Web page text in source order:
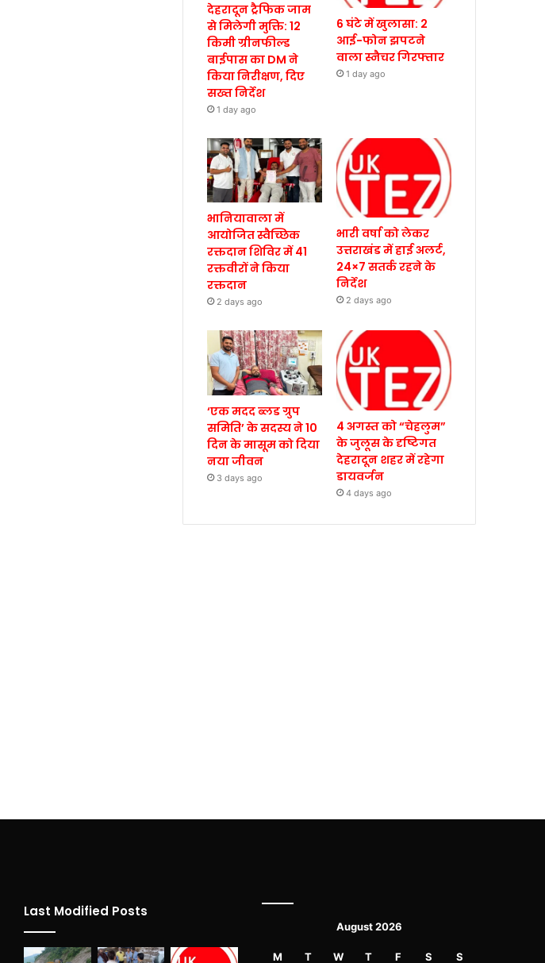
देहरादून ट्रैफिक जाम
से मिलेगी मुक्ति: 12
किमी ग्रीनफील्ड
बाईपास का DM ने
किया निरीक्षण, दिए
सख्त निर्देश
1 day ago
6 घंटे में खुलासा: 2
आई-फोन झपटने
वाला स्नैचर गिरफ्तार
1 day ago
भानियावाला में
आयोजित स्वैच्छिक
रक्तदान शिविर में 41
रक्तवीरों ने किया
रक्तदान
2 days ago
भारी वर्षा को लेकर
उत्तराखंड में हाई अलर्ट,
24×7 सतर्क रहने के
निर्देश
2 days ago
‘एक मदद ब्लड ग्रुप
समिति’ के सदस्य ने 10
दिन के मासूम को दिया
नया जीवन
3 days ago
4 अगस्त को “चेहलुम”
के जुलूस के दृष्टिगत
देहरादून शहर में रहेगा
डायवर्जन
4 days ago
Last Modified Posts
August 2026
M T W T F S S